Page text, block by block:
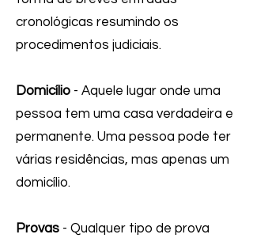
cronológicas resumindo os
procedimentos judiciais.
Domicílio - Aquele lugar onde uma
pessoa tem uma casa verdadeira e
permanente. Uma pessoa pode ter
várias residências, mas apenas um
domicílio.
Provas - Qualquer tipo de prova